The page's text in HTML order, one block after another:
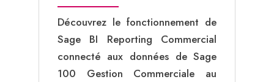
Découvrez le fonctionnement de
Sage BI Reporting Commercial
connecté aux données de Sage
100 Gestion Commerciale au